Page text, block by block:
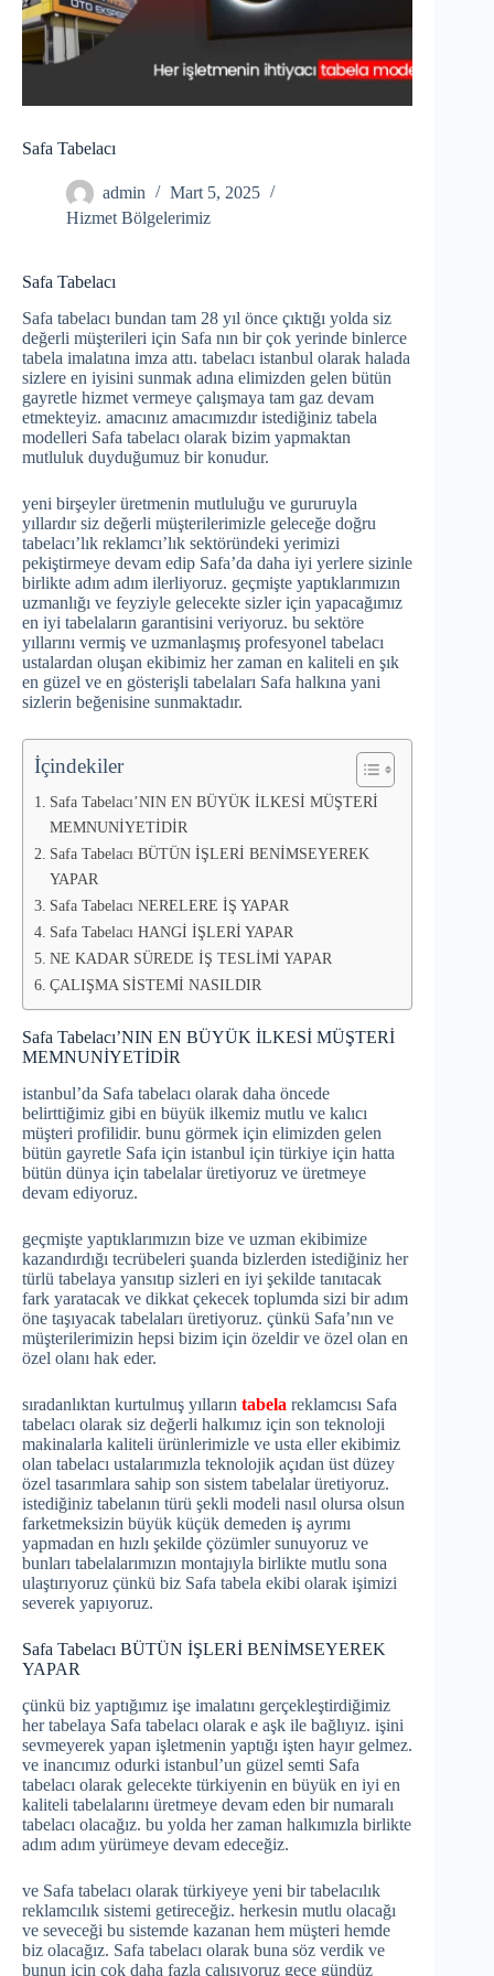
Safa Tabelacı
admin
Mart 5, 2025
Hizmet Bölgelerimiz
Safa Tabelacı
Safa tabelacı bundan tam 28 yıl önce çıktığı yolda siz
değerli müşterileri için Safa nın bir çok yerinde binlerce
tabela imalatına imza attı. tabelacı istanbul olarak halada
sizlere en iyisini sunmak adına elimizden gelen bütün
gayretle hizmet vermeye çalışmaya tam gaz devam
etmekteyiz. amacınız amacımızdır istediğiniz tabela
modelleri Safa tabelacı olarak bizim yapmaktan
mutluluk duyduğumuz bir konudur.
yeni birşeyler üretmenin mutluluğu ve gururuyla
yıllardır siz değerli müşterilerimizle geleceğe doğru
tabelacı’lık reklamcı’lık sektöründeki yerimizi
pekiştirmeye devam edip Safa’da daha iyi yerlere sizinle
birlikte adım adım ilerliyoruz. geçmişte yaptıklarımızın
uzmanlığı ve feyziyle gelecekte sizler için yapacağımız
en iyi tabelaların garantisini veriyoruz. bu sektöre
yıllarını vermiş ve uzmanlaşmış profesyonel tabelacı
ustalardan oluşan ekibimiz her zaman en kaliteli en şık
en güzel ve en gösterişli tabelaları Safa halkına yani
sizlerin beğenisine sunmaktadır.
İçindekiler
Safa Tabelacı’NIN EN BÜYÜK İLKESİ MÜŞTERİ
MEMNUNİYETİDİR
Safa Tabelacı BÜTÜN İŞLERİ BENİMSEYEREK
YAPAR
Safa Tabelacı NERELERE İŞ YAPAR
Safa Tabelacı HANGİ İŞLERİ YAPAR
NE KADAR SÜREDE İŞ TESLİMİ YAPAR
ÇALIŞMA SİSTEMİ NASILDIR
Safa Tabelacı’NIN EN BÜYÜK İLKESİ MÜŞTERİ
MEMNUNİYETİDİR
istanbul’da Safa tabelacı olarak daha öncede
belirttiğimiz gibi en büyük ilkemiz mutlu ve kalıcı
müşteri profilidir. bunu görmek için elimizden gelen
bütün gayretle Safa için istanbul için türkiye için hatta
bütün dünya için tabelalar üretiyoruz ve üretmeye
devam ediyoruz.
geçmişte yaptıklarımızın bize ve uzman ekibimize
kazandırdığı tecrübeleri şuanda bizlerden istediğiniz her
türlü tabelaya yansıtıp sizleri en iyi şekilde tanıtacak
fark yaratacak ve dikkat çekecek toplumda sizi bir adım
öne taşıyacak tabelaları üretiyoruz. çünkü Safa’nın ve
müşterilerimizin hepsi bizim için özeldir ve özel olan en
özel olanı hak eder.
sıradanlıktan kurtulmuş yılların tabela reklamcısı Safa
tabelacı olarak siz değerli halkımız için son teknoloji
makinalarla kaliteli ürünlerimizle ve usta eller ekibimiz
olan tabelacı ustalarımızla teknolojik açıdan üst düzey
özel tasarımlara sahip son sistem tabelalar üretiyoruz.
istediğiniz tabelanın türü şekli modeli nasıl olursa olsun
farketmeksizin büyük küçük demeden iş ayrımı
yapmadan en hızlı şekilde çözümler sunuyoruz ve
bunları tabelalarımızın montajıyla birlikte mutlu sona
ulaştırıyoruz çünkü biz Safa tabela ekibi olarak işimizi
severek yapıyoruz.
Safa Tabelacı BÜTÜN İŞLERİ BENİMSEYEREK
YAPAR
çünkü biz yaptığımız işe imalatını gerçekleştirdiğimiz
her tabelaya Safa tabelacı olarak e aşk ile bağlıyız. işini
sevmeyerek yapan işletmenin yaptığı işten hayır gelmez.
ve inancımız odurki istanbul’un güzel semti Safa
tabelacı olarak gelecekte türkiyenin en büyük en iyi en
kaliteli tabelalarını üretmeye devam eden bir numaralı
tabelacı olacağız. bu yolda her zaman halkımızla birlikte
adım adım yürümeye devam edeceğiz.
ve Safa tabelacı olarak türkiyeye yeni bir tabelacılık
reklamcılık sistemi getireceğiz. herkesin mutlu olacağı
ve seveceği bu sistemde kazanan hem müşteri hemde
biz olacağız. Safa tabelacı olarak buna söz verdik ve
bunun için çok daha fazla çalışıyoruz gece gündüz